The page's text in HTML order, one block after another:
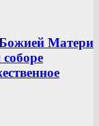
Матери